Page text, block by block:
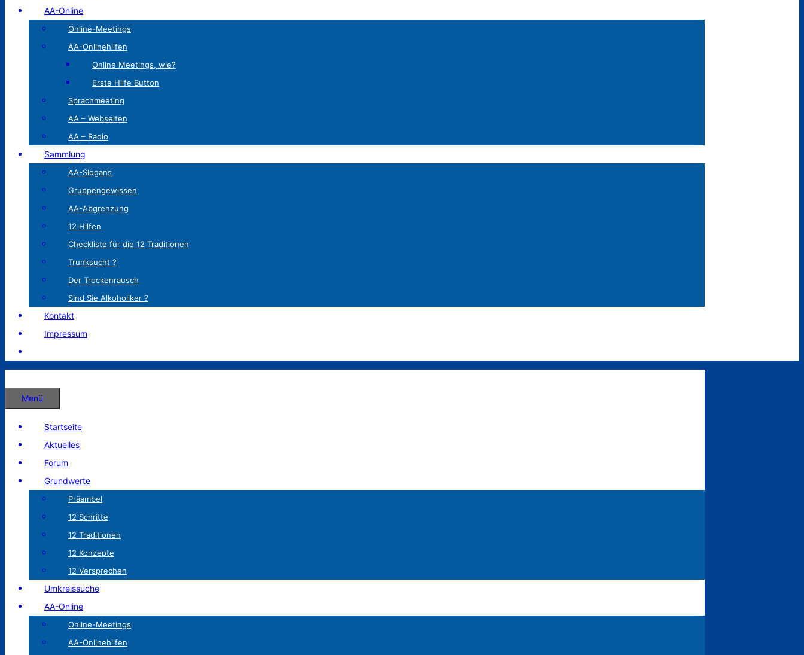
AA-Online
Online-Meetings
AA-Onlinehilfen
Online Meetings, wie?
Erste Hilfe Button
Sprachmeeting
AA – Webseiten
AA – Radio
Sammlung
AA-Slogans
Gruppengewissen
AA-Abgrenzung
12 Hilfen
Checkliste für die 12 Traditionen
Trunksucht ?
Der Trockenrausch
Sind Sie Alkoholiker ?
Kontakt
Impressum
Menü
Startseite
Aktuelles
Forum
Grundwerte
Präambel
12 Schritte
12 Traditionen
12 Konzepte
12 Versprechen
Umkreissuche
AA-Online
Online-Meetings
AA-Onlinehilfen